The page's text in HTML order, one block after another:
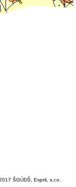
ŠGÚDŠ, Esprit, s.r.o.